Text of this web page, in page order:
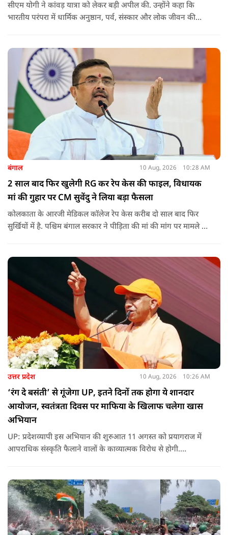
सीएम योगी ने कांवड़ यात्रा को लेकर बड़ी अपील की. उन्होंने कहा कि
भारतीय परंपरा में धार्मिक अनुष्ठान, पर्व, संस्कार और लोक जीवन की
आस्था के सूत्र में बांधती है.
बंगाल 10 Aug, 2026 10:28 AM
2 साल बाद फिर खुलेगी RG कर रेप केस की फाइल, विधायक
मां की गुहार पर CM सुवेंदु ने लिया बड़ा फैसला
कोलकाता के आरजी मेडिकल कॉलेज रेप केस करीब दो साल बाद फिर
सुर्खियों में है. पश्चिम बंगाल सरकार ने पीड़िता की मां की मांग पर मामले की
उत्तर प्रदेश 10 Aug, 2026 10:26 AM
‘रंग दे बसंती’ से गूंजेगा UP, इतने दिनों तक होगा ये शानदार
आयोजन, स्वतंत्रता दिवस पर माफिया के खिलाफ चलेगा खास
अभियान
UP: प्रदेशव्यापी इस अभियान की शुरुआत 11 अगस्त को प्रयागराज में
आपराधिक संस्कृति फैलाने वालों के काव्यात्मक विरोध से होगी.